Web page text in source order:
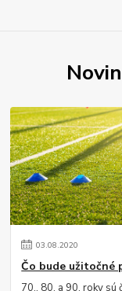
03.08.2020
Čo bude užitočné
70., 80. a 90. roky sú